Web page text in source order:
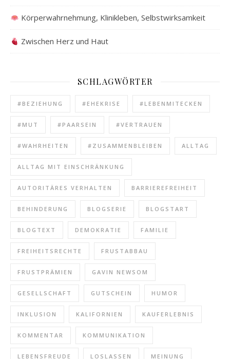
Körperwahrnehmung, Klinikleben, Selbstwirksamkeit
Zwischen Herz und Haut
SCHLAGWÖRTER
#BEZIEHUNG #EHEKRISE #LEBENMITECKEN
#MUT #PAARSEIN #VERTRAUEN
#WAHRHEITEN #ZUSAMMENBLEIBEN ALLTAG
ALLTAG MIT EINSCHRÄNKUNG
AUTORITÄRES VERHALTEN BARRIEREFREIHEIT
BEHINDERUNG BLOGSERIE BLOGSTART
BLOGTEXT DEMOKRATIE FAMILIE
FREIHEITSRECHTE FRUSTABBAU
FRUSTPRÄMIEN GAVIN NEWSOM
GESELLSCHAFT GUTSCHEIN HUMOR
INKLUSION KALIFORNIEN KAUFERLEBNIS
KOMMENTAR KOMMUNIKATION
LEBENSFREUDE LOSLASSEN MEINUNG